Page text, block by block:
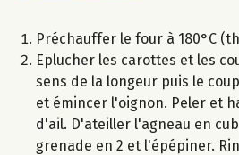
Préchauffer le four à 180°C
Eplucher les carottes et les
sens de la longeur puis le
et émincer l'oignon. Peler et
d'ail. D'ateiller l'agneau en
grenade en 2 et l'épépiner.